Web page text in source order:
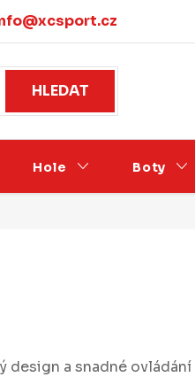
osobních údajů
HLEDAT
Hole Boty
a snadné